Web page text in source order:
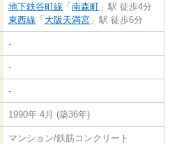
地下鉄谷町線 「南森町 」駅 徒歩4分
東西線 「大阪天満宮 」駅 徒歩6分
-
-
-
1990年 4月 (築36年)
マンション/鉄筋コンクリート